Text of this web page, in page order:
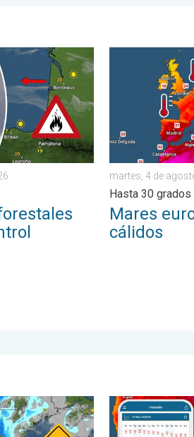
de julio de 2026
se salen de control. España y
Mares
martes, 4 de
Hasta 30 grados
Mares
cálidos
jueves, 30 de julio de 2026
Posibles inundaciones. . .
Salto de 50